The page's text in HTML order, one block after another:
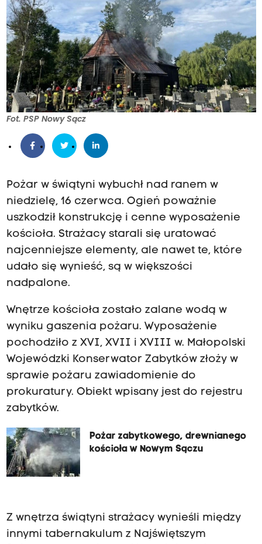
Fot. PSP Nowy Sącz
Pożar w świątyni wybuchł nad ranem w
niedzielę, 16 czerwca. Ogień poważnie
uszkodził konstrukcję i cenne wyposażenie
kościoła. Strażacy starali się uratować
najcenniejsze elementy, ale nawet te, które
udało się wynieść, są w większości
nadpalone.
Wnętrze kościoła zostało zalane wodą w
wyniku gaszenia pożaru. Wyposażenie
pochodziło z XVI, XVII i XVIII w. Małopolski
Wojewódzki Konserwator Zabytków złoży w
sprawie pożaru zawiadomienie do
prokuratury. Obiekt wpisany jest do rejestru
zabytków.
Pożar zabytkowego, drewnianego
kościoła w Nowym Sączu
Z wnętrza świątyni strażacy wynieśli między
innymi tabernakulum z Najświętszym